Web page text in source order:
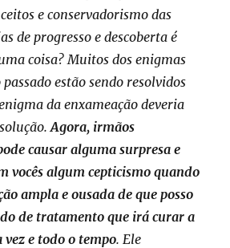
e conservadorismo das
de progresso e descoberta é
coisa? Muitos dos enigmas
estão sendo resolvidos
da enxameação deveria
Agora, irmãos
causar alguma surpresa e
vocês algum cepticismo quando
ampla e ousada de que posso
de tratamento que irá curar a
vez e todo o tempo. Ele